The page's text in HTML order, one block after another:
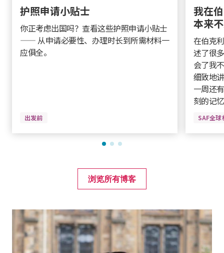
护照申请小贴士
你正考虑出国吗？查看这些护照申请小贴士
—— 从申请必要性、办理时长到所需材料一
应俱全。
出发前
我在
本来
在伯克
述了很
会了我
细致地
一周还
刻的记
SAF全球
浏览所有博客